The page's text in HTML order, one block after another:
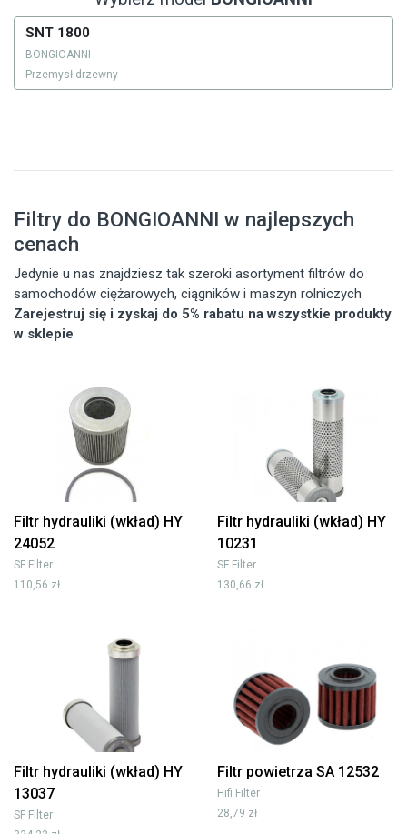
SNT 1800
BONGIOANNI
Przemysł drzewny
Filtry do BONGIOANNI w najlepszych
cenach
Jedynie u nas znajdziesz tak szeroki asortyment filtrów do
samochodów ciężarowych, ciągników i maszyn rolniczych
Zarejestruj się i zyskaj do 5% rabatu na wszystkie produkty
w sklepie
Filtr hydrauliki (wkład) HY
24052
SF Filter
110,56 zł
Filtr hydrauliki (wkład) HY
10231
SF Filter
130,66 zł
Filtr hydrauliki (wkład) HY
13037
SF Filter
Filtr powietrza SA 12532
Hifi Filter
28,79 zł